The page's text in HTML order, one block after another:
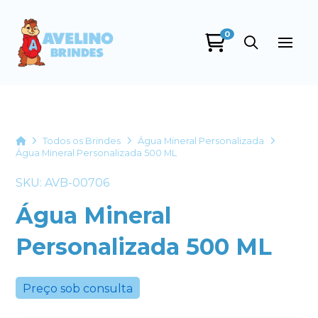
0
HomeTodos os Brindes
Água Mineral Personalizada
Água Mineral Personalizada 500 ML
SKU: AVB-00706
Água Mineral
Personalizada 500 ML
Preço sob consulta